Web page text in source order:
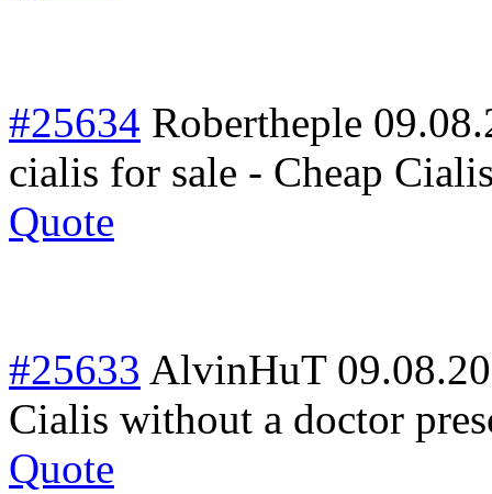
#25634 Robertheple
cialis for sale - Cheap
Quote
#25633 AlvinHuT
Cialis without a doctor
Quote